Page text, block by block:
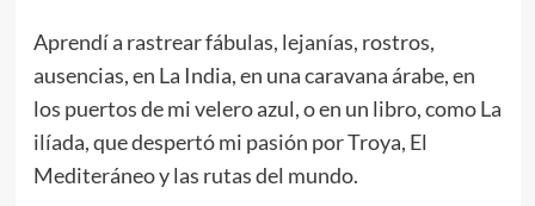
Aprendí a rastrear fábulas, lejanías, rostros,
ausencias, en La India, en una caravana árabe, en
los puertos de mi velero azul, o en un libro, como La
ilíada, que despertó mi pasión por Troya, El
Mediteráneo y las rutas del mundo.